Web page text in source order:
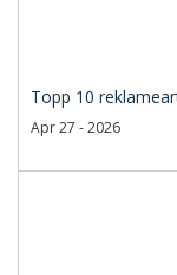
Topp 10
Apr 27 - 2026